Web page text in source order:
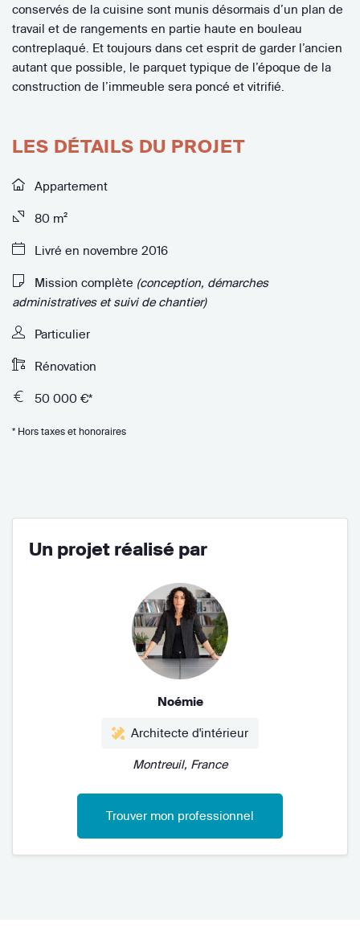
conservés de la cuisine sont munis désormais d’un plan de
travail et de rangements en partie haute en bouleau
contreplaqué. Et toujours dans cet esprit de garder l’ancien
autant que possible, le parquet typique de l’époque de la
construction de l’immeuble sera poncé et vitrifié.
LES DÉTAILS DU PROJET
Appartement
80 m²
Livré en novembre 2016
Mission complète (conception, démarches
administratives et suivi de chantier)
Particulier
Rénovation
50 000 €*
* Hors taxes et honoraires
Un projet réalisé par
Noémie
Architecte d'intérieur
Montreuil, France
Trouver mon professionnel